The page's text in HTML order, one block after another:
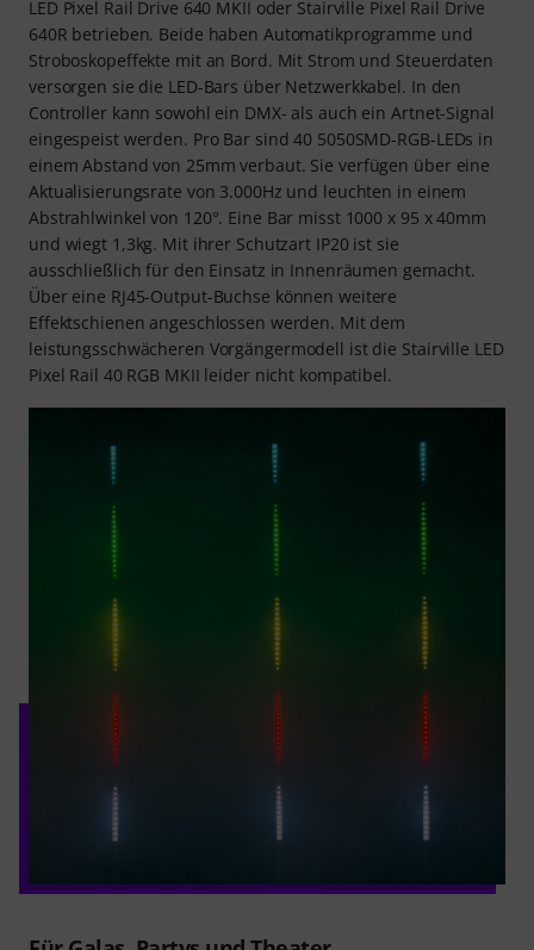
LED Pixel Rail Drive 640 MKII oder Stairville Pixel Rail Drive
640R betrieben. Beide haben Automatikprogramme und
Stroboskopeffekte mit an Bord. Mit Strom und Steuerdaten
versorgen sie die LED-Bars über Netzwerkkabel. In den
Controller kann sowohl ein DMX- als auch ein Artnet-Signal
eingespeist werden. Pro Bar sind 40 5050SMD-RGB-LEDs in
einem Abstand von 25mm verbaut. Sie verfügen über eine
Aktualisierungsrate von 3.000Hz und leuchten in einem
Abstrahlwinkel von 120°. Eine Bar misst 1000 x 95 x 40mm
und wiegt 1,3kg. Mit ihrer Schutzart IP20 ist sie
ausschließlich für den Einsatz in Innenräumen gemacht.
Über eine RJ45-Output-Buchse können weitere
Effektschienen angeschlossen werden. Mit dem
leistungsschwächeren Vorgängermodell ist die Stairville LED
Pixel Rail 40 RGB MKII leider nicht kompatibel.